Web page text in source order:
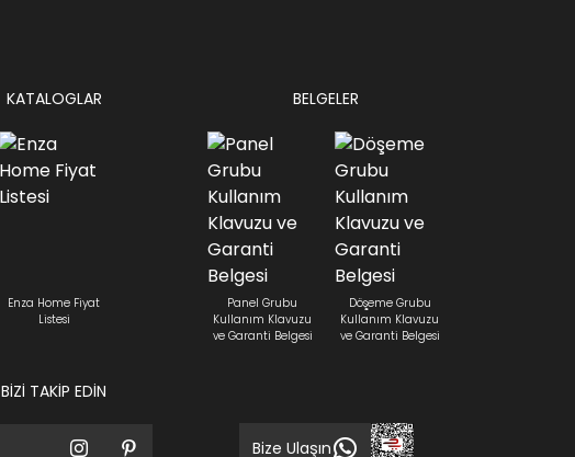
KATALOGLAR
Enza Home Fiyat
Listesi
BİZİ TAKİP EDİN
BELGELER
Panel Grubu
Kullanım Klavuzu
ve Garanti Belgesi
Döşeme Grubu
Kullanım Klavuzu
ve Garanti Belgesi
Bize Ulaşın